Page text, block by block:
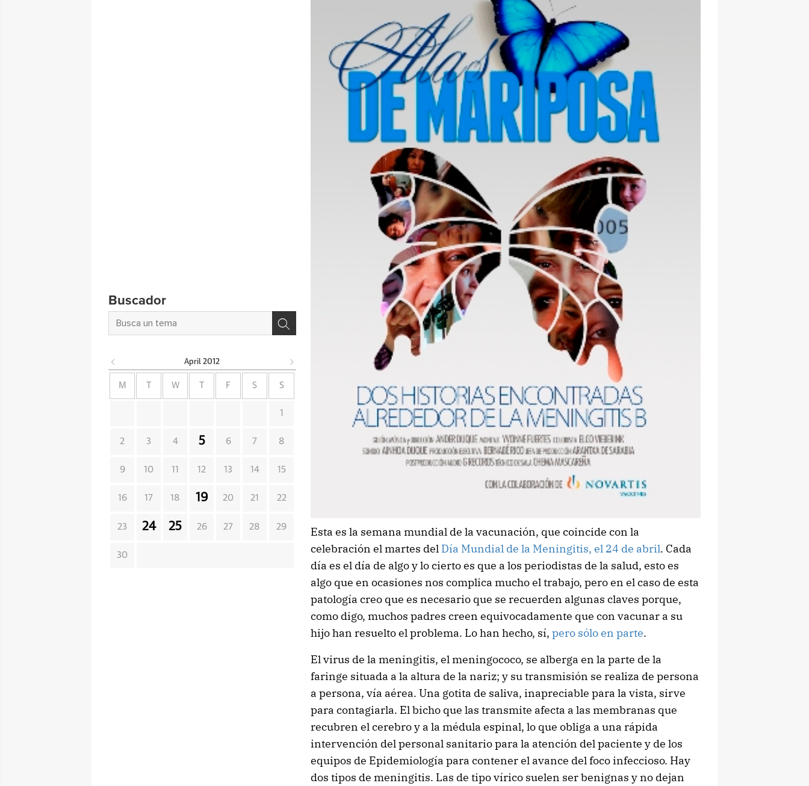
Esta es la semana mundial de la vacunación, que coincide con la
celebración el martes del Día Mundial de la Meningitis, el 24 de abril. Cada
día es el día de algo y lo cierto es que a los periodistas de la salud, esto es
algo que en ocasiones nos complica mucho el trabajo, pero en el caso de esta
patología creo que es necesario que se recuerden algunas claves porque,
como digo, muchos padres creen equivocadamente que con vacunar a su
hijo han resuelto el problema. Lo han hecho, sí, pero sólo en parte.
El virus de la meningitis, el meningococo, se alberga en la parte de la
faringe situada a la altura de la nariz; y su transmisión se realiza de persona
a persona, vía aérea. Una gotita de saliva, inapreciable para la vista, sirve
para contagiarla. El bicho que las transmite afecta a las membranas que
recubren el cerebro y a la médula espinal, lo que obliga a una rápida
intervención del personal sanitario para la atención del paciente y de los
equipos de Epidemiología para contener el avance del foco infeccioso. Hay
dos tipos de meningitis. Las de tipo vírico suelen ser benignas y no dejan
Buscador
April 2012
M W F S S
1
2 3 4 5 6 7 8
9 10 11 12 13 14 15
16 17 18 19 20 21 22
23 24 25 26 27 28 29
30